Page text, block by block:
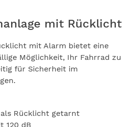
mit Rücklicht
mit Alarm bietet eine
Möglichkeit, Ihr Fahrrad zu
für Sicherheit im
Rücklicht getarnt
120 dB